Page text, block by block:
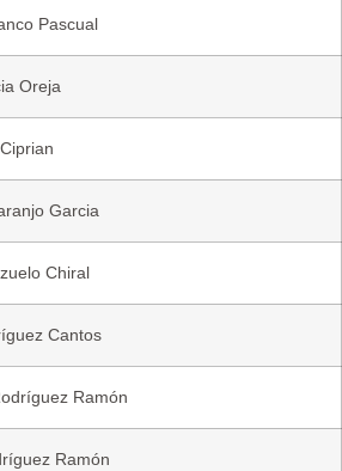
Pascual
Oreja
Garcia
Chiral
Cantos
Ramón
Ramón